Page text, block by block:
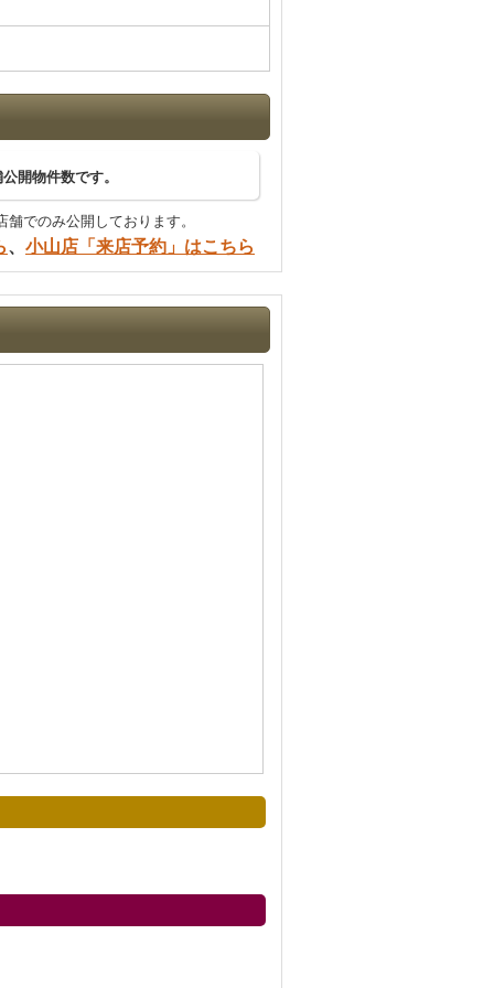
開物件数です。
でのみ公開しております。
、 小山店「来店予約」はこちら